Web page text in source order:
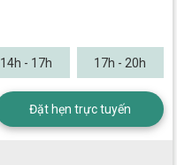
14h - 17h 17h - 20h
Đặt hẹn trực tuyến